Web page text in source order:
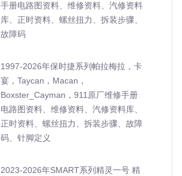
手册电路图资料、维修资料、汽修资料
库、正时资料、螺丝扭力、拆装步骤、
故障码
1997-2026年保时捷系列帕拉梅拉，卡
宴，Taycan，Macan，
Boxster_Cayman，911原厂维修手册
电路图资料、维修资料、汽修资料库、
正时资料、螺丝扭力、拆装步骤、故障
码、针脚定义
2023-2026年SMART系列精灵一号 精